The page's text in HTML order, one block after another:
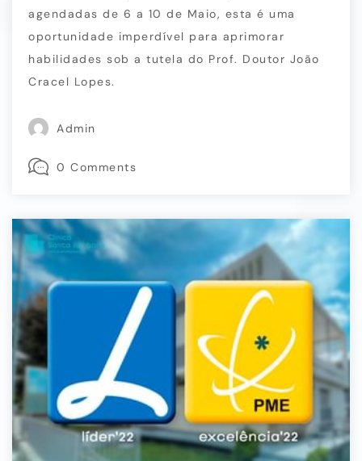
agendadas de 6 a 10 de Maio, esta é uma
oportunidade imperdível para aprimorar
habilidades sob a tutela do Prof. Doutor João
Cracel Lopes.
Admin
0 Comments